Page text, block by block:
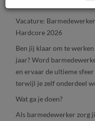
Vacature:
Hardcore 2026
Ben jij klaar om te
jaar? Word
en ervaar de ultieme
terwijl je zelf onderdeel
Wat ga je doen?
Als barmedewerker zorg